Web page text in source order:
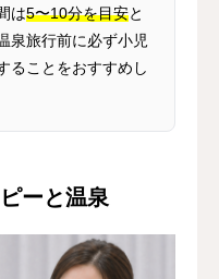
は5〜10分を目安と
泉旅行前に必ず小児
ることをおすすめし
ーと温泉